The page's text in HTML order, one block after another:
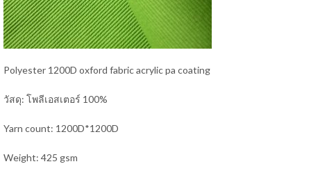
Polyester 1200D oxford fabric acrylic pa coating
วัสดุ: โพลีเอสเตอร์ 100%
Yarn count: 1200D*1200D
Weight: 425 gsm